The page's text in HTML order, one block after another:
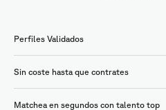
Perfiles Validados
Sin coste hasta que contrates
Matchea en segundos con talento top